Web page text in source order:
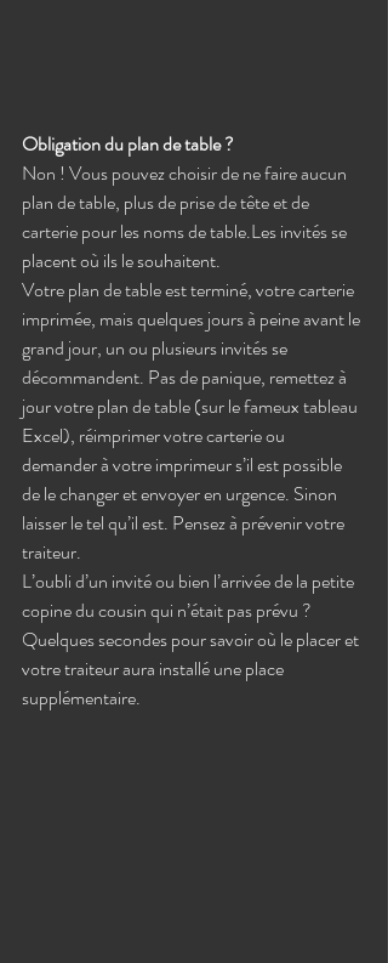
Obligation du plan de table ?
Non ! Vous pouvez choisir de ne faire aucun
plan de table, plus de prise de tête et de
carterie pour les noms de table.Les invités se
placent où ils le souhaitent.
Votre plan de table est terminé, votre carterie
imprimée, mais quelques jours à peine avant le
grand jour, un ou plusieurs invités se
décommandent. Pas de panique, remettez à
jour votre plan de table (sur le fameux tableau
Excel), réimprimer votre carterie ou
demander à votre imprimeur s’il est possible
de le changer et envoyer en urgence. Sinon
laisser le tel qu’il est. Pensez à prévenir votre
traiteur.
L’oubli d’un invité ou bien l’arrivée de la petite
copine du cousin qui n’était pas prévu ?
Quelques secondes pour savoir où le placer et
votre traiteur aura installé une place
supplémentaire.